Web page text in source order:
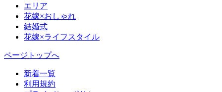
エリア
花嫁×おしゃれ
結婚式
花嫁×ライフスタイル
ページトップへ
新着一覧
利用規約